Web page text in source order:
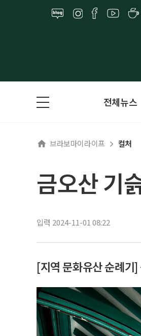
전체뉴스
브라보마이라이프 컬처
금오산 기
입력 2024-11-01 08:22
[지역 문화유산 순례기